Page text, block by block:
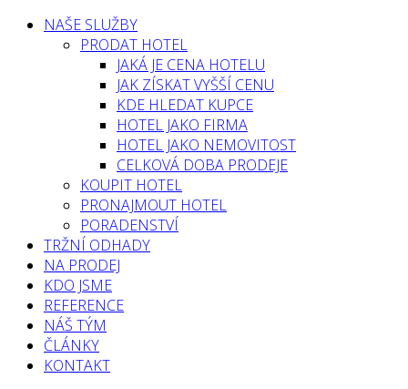
NAŠE SLUŽBY
PRODAT HOTEL
JAKÁ JE CENA HOTELU
JAK ZÍSKAT VYŠŠÍ CENU
KDE HLEDAT KUPCE
HOTEL JAKO FIRMA
HOTEL JAKO NEMOVITOST
CELKOVÁ DOBA PRODEJE
KOUPIT HOTEL
PRONAJMOUT HOTEL
PORADENSTVÍ
TRŽNÍ ODHADY
NA PRODEJ
KDO JSME
REFERENCE
NÁŠ TÝM
ČLÁNKY
KONTAKT